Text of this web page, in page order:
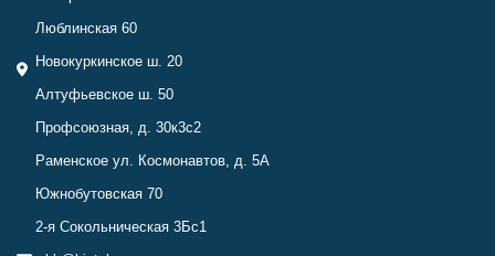
Люблинская 60
Новокуркинское ш. 20
Алтуфьевское ш. 50
Профсоюзная, д. 30к3с2
Раменское ул. Космонавтов, д. 5А
Южнобутовская 70
2-я Сокольническая 3Бс1